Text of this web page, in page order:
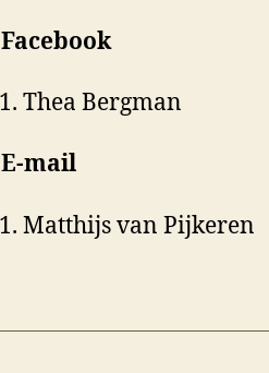
Facebook
Thea Bergman
E-mail
Matthijs van Pijkeren